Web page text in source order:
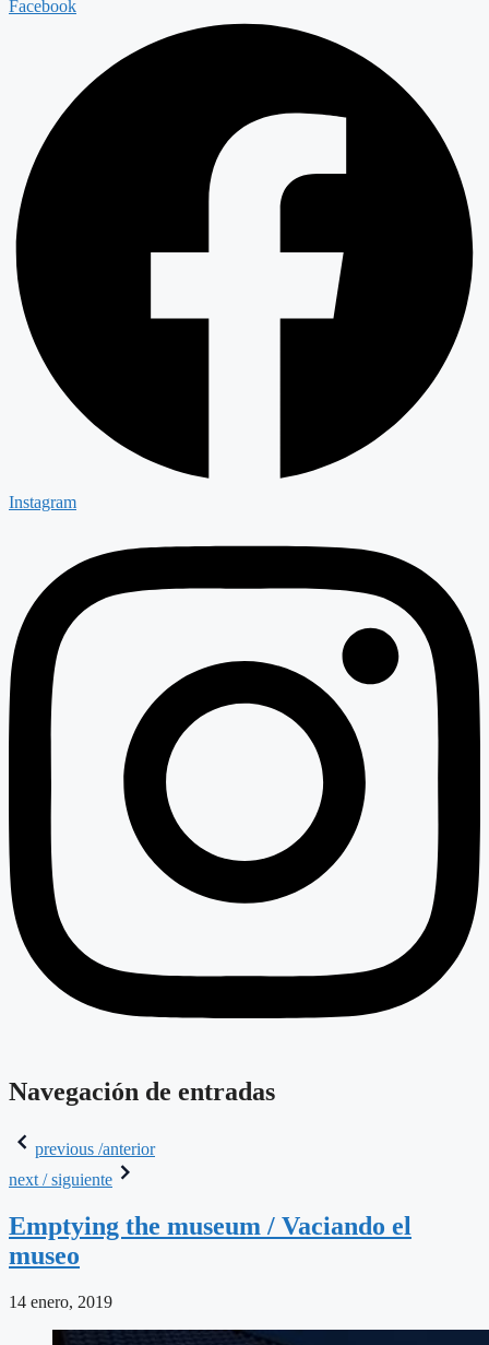
Facebook
Instagram
Navegación de entradas
previous /anterior
next / siguiente
Emptying the museum / Vaciando el
museo
14 enero, 2019